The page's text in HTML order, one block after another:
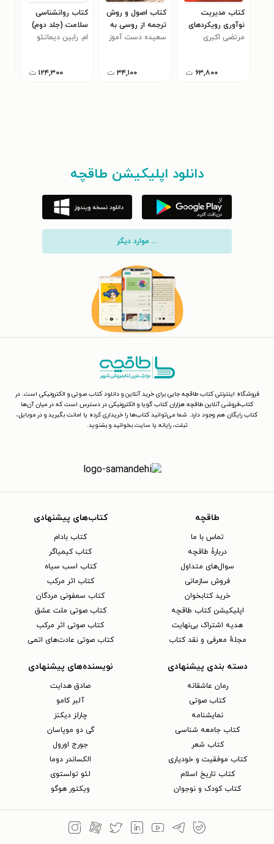
کتاب مدیریت
نوآوری رویکردهای
بنیادین در نوآوری
مرتضی اکبری
۶۳,۸۰۰ ت
کتاب اصول و روش
ترجمه از روسی به
فارسی
سعیده دست آموز
۳۴,۱۰۰ ت
کتاب روانشناسی
سلامت (جلد دوم)
ام. رابین دیماتئو
۱۲۴,۳۰۰ ت
دانلود اپلیکیشن طاقچه
... موارد دیگر
فروشگاه اینترنتی کتاب طاقچه جایی برای خرید آنلاین و دانلود کتاب صوتی و الکترونیکی است. در
کتاب‌فروشی آنلاین طاقچه هزاران کتاب گویا و الکترونیکی در دسترس است که در میان آن‌ها
کتاب رایگان هم وجود دارد. شما می‌توانید کتاب‌ها را خریداری کرده یا امانت بگیرید و در موبایل،
تبلت، رایانه یا سایت بخوانید و بشنوید.
طاقچه
تماس با ما
دربارهٔ طاقچه
سوال‌های متداول
فروش سازمانی
خرید کتابخوان
اپلیکیشن کتاب طاقچه
هدیه اشتراک بی‌نهایت
مجلهٔ معرفی و نقد کتاب
کتاب‌های پیشنهادی
کتاب بادام
کتاب کیمیاگر
کتاب اسب سیاه
کتاب اثر مرکب
کتاب سمفونی مردگان
کتاب صوتی ملت عشق
کتاب صوتی اثر مرکب
کتاب صوتی عادت‌های اتمی
دسته بندی پیشنهادی
رمان عاشقانه
کتاب‌ صوتی
نمایشنامه
کتاب جامعه شناسی
کتاب شعر
کتاب موفقیت و خودیاری
کتاب تاریخ اسلام
کتاب کودک و نوجوان
نویسنده‌های پیشنهادی
صادق هدایت
آلبر کامو
چارلز دیکنز
گی دو موپاسان
جورج اورول
الکساندر دوما
لئو تولستوی
ویکتور هوگو